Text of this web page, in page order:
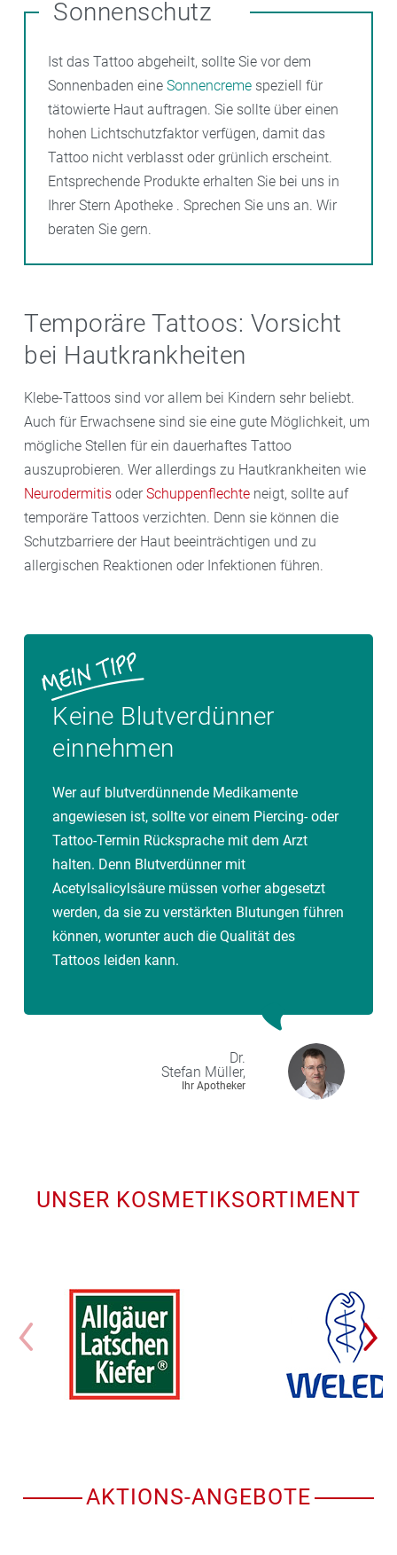
Sonnenschutz
Ist das Tattoo abgeheilt, sollte Sie vor dem
Sonnenbaden eine Sonnencreme speziell für
tätowierte Haut auftragen. Sie sollte über einen
hohen Lichtschutzfaktor verfügen, damit das
Tattoo nicht verblasst oder grünlich erscheint.
Entsprechende Produkte erhalten Sie bei uns in
Ihrer Stern Apotheke . Sprechen Sie uns an. Wir
beraten Sie gern.
Temporäre Tattoos: Vorsicht
bei Hautkrankheiten
Klebe-Tattoos sind vor allem bei Kindern sehr beliebt.
Auch für Erwachsene sind sie eine gute Möglichkeit, um
mögliche Stellen für ein dauerhaftes Tattoo
auszuprobieren. Wer allerdings zu Hautkrankheiten wie
Neurodermitis oder Schuppenflechte neigt, sollte auf
temporäre Tattoos verzichten. Denn sie können die
Schutzbarriere der Haut beeinträchtigen und zu
allergischen Reaktionen oder Infektionen führen.
Keine Blutverdünner
einnehmen
Wer auf blutverdünnende Medikamente
angewiesen ist, sollte vor einem Piercing- oder
Tattoo-Termin Rücksprache mit dem Arzt
halten. Denn Blutverdünner mit
Acetylsalicylsäure müssen vorher abgesetzt
werden, da sie zu verstärkten Blutungen führen
können, worunter auch die Qualität des
Tattoos leiden kann.
Dr.
Stefan Müller,
Ihr Apotheker
UNSER KOSMETIKSORTIMENT
AKTIONS-ANGEBOTE